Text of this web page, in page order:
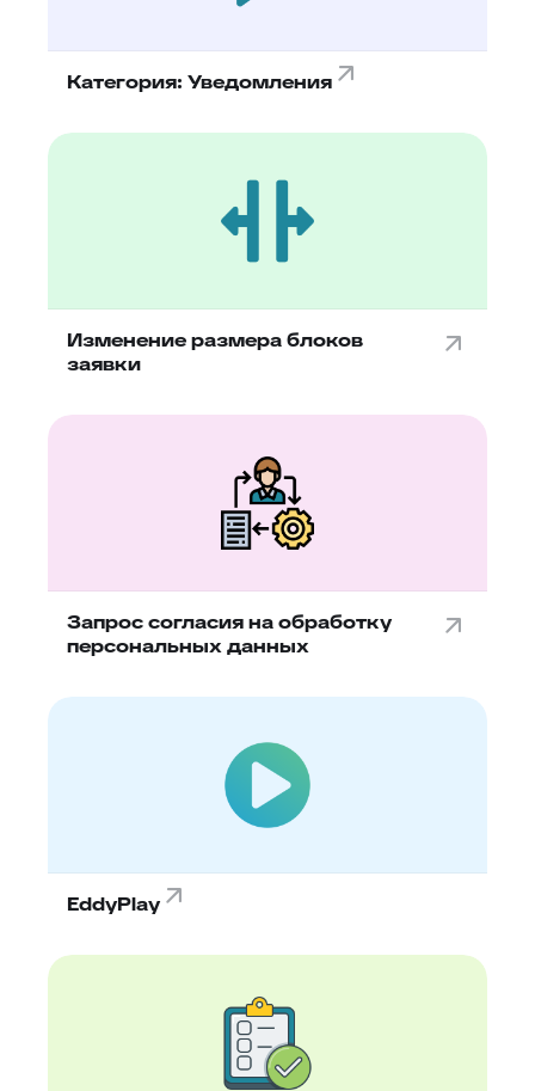
Категория: Уведомления
Изменение размера блоков
заявки
Запрос согласия на обработку
персональных данных
EddyPlay